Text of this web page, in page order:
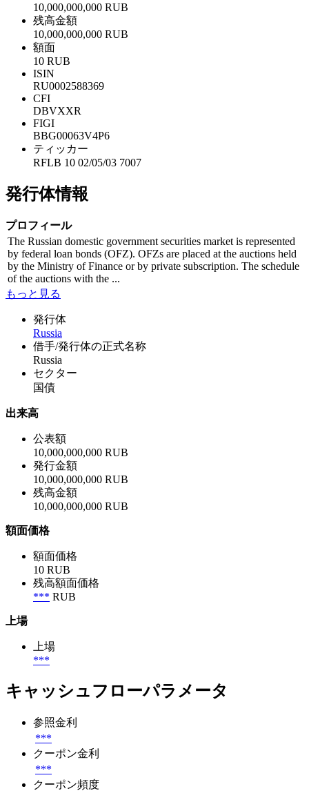
10,000,000,000 RUB
残高金額
10,000,000,000 RUB
額面
10 RUB
ISIN
RU0002588369
CFI
DBVXXR
FIGI
BBG00063V4P6
ティッカー
RFLB 10 02/05/03 7007
発行体情報
プロフィール
The Russian domestic government securities market is represented
by federal loan bonds (OFZ). OFZs are placed at the auctions held
by the Ministry of Finance or by private subscription. The schedule
of the auctions with the ...
もっと見る
発行体
Russia
借手/発行体の正式名称
Russia
セクター
国債
出来高
公表額
10,000,000,000 RUB
発行金額
10,000,000,000 RUB
残高金額
10,000,000,000 RUB
額面価格
額面価格
10 RUB
残高額面価格
*** RUB
上場
上場
***
キャッシュフローパラメータ
参照金利
***
クーポン金利
***
クーポン頻度